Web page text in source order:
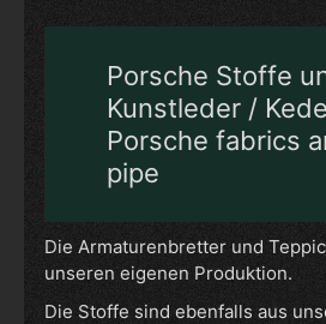
Porsche Stoffe
Kunstleder /
Porsche fabrics
pipe
Die Armaturenbretter und
unseren eigenen Produktion.
Die Stoffe sind ebenfalls aus